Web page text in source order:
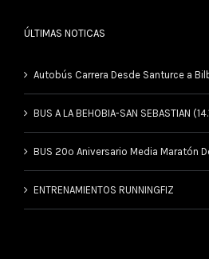
ÚLTIMAS NOTICAS
Autobús Carrera Desde Santurce a
BUS A LA BEHOBIA-SAN SEBASTIAN
BUS 20º Aniversario Media Maratón
ENTRENAMIENTOS RUNNINGFIZ